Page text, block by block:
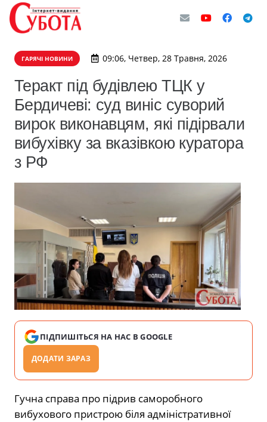
ГАРЯЧІ НОВИНИ 09:06, Четвер, 28 Травня, 2026
Теракт під будівлею ТЦК у
Бердичеві: суд виніс суворий
вирок виконавцям, які підірвали
вибухівку за вказівкою куратора
з РФ
ПІДПИШІТЬСЯ НА НАС В GOOGLE
ДОДАТИ ЗАРАЗ
Гучна справа про підрив саморобного
вибухового пристрою біля адміністративної